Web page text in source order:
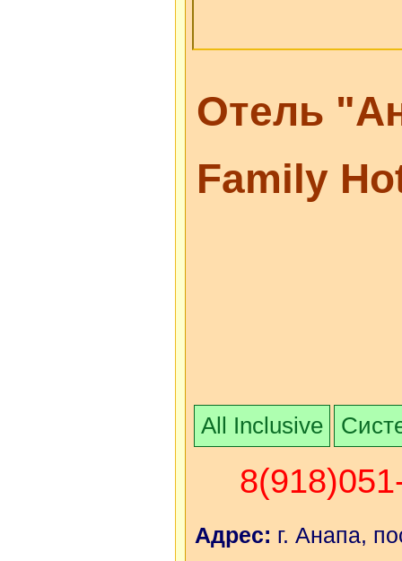
Отель
Family
All Inclusive
Адрес: г. Анапа,